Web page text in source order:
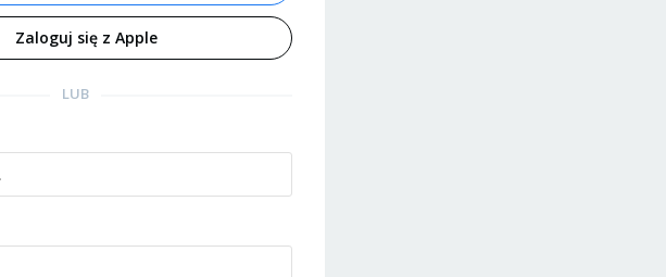
Zaloguj się z Apple
LUB